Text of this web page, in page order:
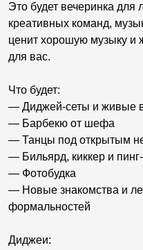
Это будет вечеринка для
креативных команд,
ценит хорошую музыку и
для вас.
Что будет:
— Диджей-сеты и живые
— Барбекю от шефа
— Танцы под открытым
— Бильярд, киккер и
— Фотобудка
— Новые знакомства и
формальностей
Диджеи: